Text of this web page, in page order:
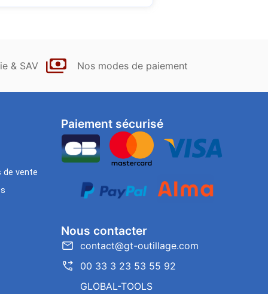
& SAV Nos modes de paiement
de vente
Paiement sécurisé
Nous contacter
contact@gt-outillage.com
00 33 3 23 53 55 92
GLOBAL-TOOLS